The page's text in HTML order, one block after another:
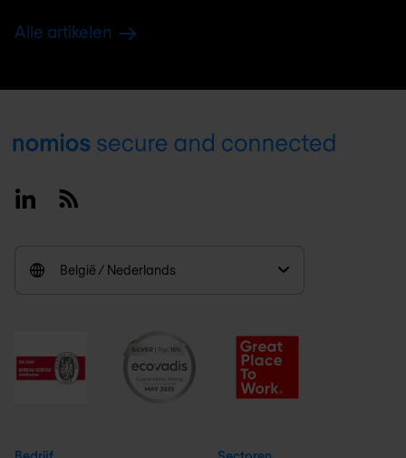
Alle artikelen
Footer
LinkedinRSS
België / Nederlands